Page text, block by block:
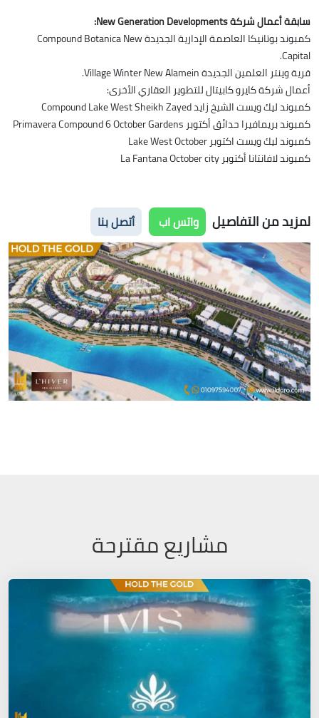
سابقة أعمال شركة New Generation Developments:
كمبوند بوتانيكا العاصمة الإدارية الجديدة Compound Botanica New
Capital‎.
قرية وينتر العلمين الجديدة Village Winter New Alamein.
أعمال شركة كايرو كابيتال للتطوير العقاري الأخرى:
كمبوند ليك ويست الشيخ زايد Compound Lake West Sheikh Zayed
كمبوند بريمافيرا حدائق أكتوبر Primavera Compound 6 October Gardens
كمبوند ليك ويست اكتوبر Lake West October
كمبوند لافانتانا أكتوبر La Fantana October city
لمزيد من التفاصيل واتس اب أتصل بنا
مشاريع مقترحة